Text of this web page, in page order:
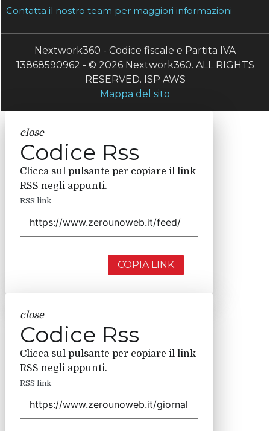
Contatta il nostro team per maggiori informazioni
Nextwork360 - Codice fiscale e Partita IVA
13868590962 - © 2026 Nextwork360. ALL RIGHTS
RESERVED. ISP AWS
Mappa del sito
close
Codice Rss
Clicca sul pulsante per copiare il link
RSS negli appunti.
RSS link
COPIA LINK
close
Codice Rss
Clicca sul pulsante per copiare il link
RSS negli appunti.
RSS link